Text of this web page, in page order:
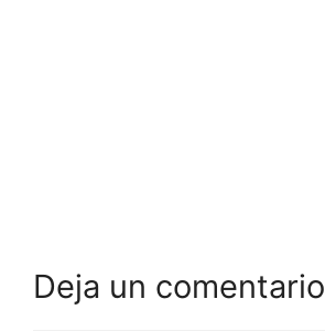
Deja un comentario